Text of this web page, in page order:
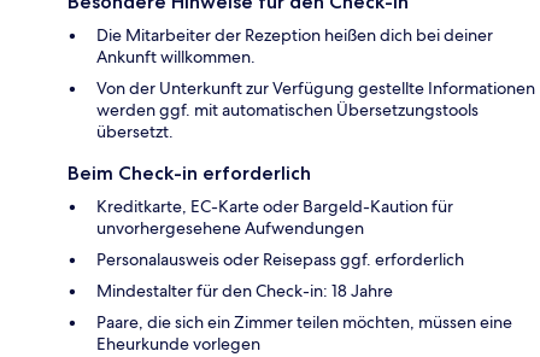
Die Mitarbeiter der Rezeption heißen dich bei deiner
Ankunft willkommen.
Von der Unterkunft zur Verfügung gestellte Informationen
werden ggf. mit automatischen Übersetzungstools
übersetzt.
Beim Check-in erforderlich
Kreditkarte, EC-Karte oder Bargeld-Kaution für
unvorhergesehene Aufwendungen
Personalausweis oder Reisepass ggf. erforderlich
Mindestalter für den Check-in: 18 Jahre
Paare, die sich ein Zimmer teilen möchten, müssen eine
Eheurkunde vorlegen